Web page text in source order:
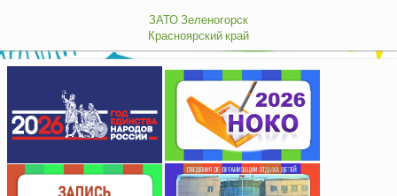
ЗАТО Зеленогорск
Красноярский край